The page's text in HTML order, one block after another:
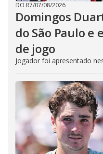
DO R7/07/08/2026
Domingos
do São Paulo e
de jogo
Jogador foi apresentado